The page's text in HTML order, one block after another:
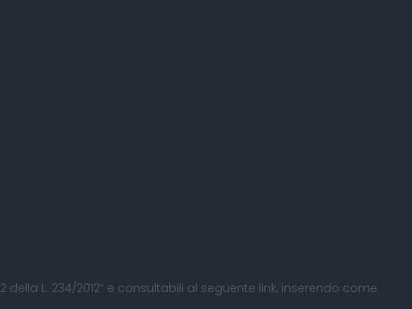
L. 234/2012” e consultabili al seguente link, inserendo come